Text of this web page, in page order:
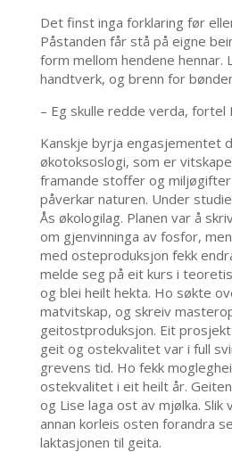
Det finst inga forklaring før
Påstanden får stå på eigne
form mellom hendene hennar.
handtverk, og brenn for
– Eg skulle redde verda, fortel
Kanskje byrja engasjementet
økotoksoslogi, som er
framande stoffer og
påverkar naturen. Under
Ås økologilag. Planen var å
om gjenvinninga av fosfor,
med osteproduksjon fekk
melde seg på eit kurs i
og blei heilt hekta. Ho søkte
matvitskap, og skreiv
geitostproduksjon. Eit
geit og ostekvalitet var i full
grevens tid. Ho fekk
ostekvalitet i eit heilt år.
og Lise laga ost av mjølka.
annan korleis osten forandra
laktasjonen til geita.